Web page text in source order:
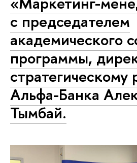
с председателем
академического
программы,
стратегическому
Альфа-Банка
Тымбай.